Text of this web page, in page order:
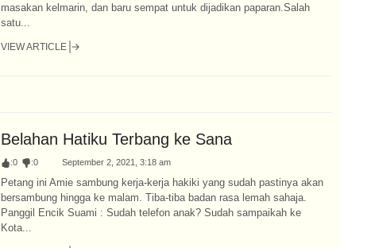
masakan kelmarin, dan baru sempat untuk dijadikan paparan.Salah
satu...
VIEW ARTICLE
Belahan Hatiku Terbang ke Sana
:0 :0 September 2, 2021, 3:18 am
Petang ini Amie sambung kerja-kerja hakiki yang sudah pastinya akan
bersambung hingga ke malam. Tiba-tiba badan rasa lemah sahaja.
Panggil Encik Suami : Sudah telefon anak? Sudah sampaikah ke
Kota...